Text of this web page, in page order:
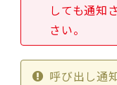
しても通知
さい。
呼び出し通